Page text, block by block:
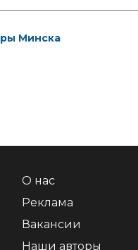
Минска
О нас
Реклама
Вакансии
Наши авторы